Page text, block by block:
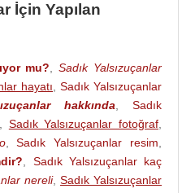
çalışarak çeşitli kültür
yılında emekli oldu.
Sevil’le “Kırkambar” adında
hazırladı.
Çekilen Kartal”
(2000), “Rüya Sineması”
“Kum Saati" (2001–
“Adı Güzel Kendi Güzel
İçin Yapılan
mu? ,Sadık Yalsızuçanlar
hayatı
Sadık Yalsızuçanlar
hakkında
Sadık
Sadık Yalsızuçanlar fotoğraf
,Sadık Yalsızuçanlar resim
Sadık Yalsızuçanlar kaç
nereli, Sadık Yalsızuçanlar